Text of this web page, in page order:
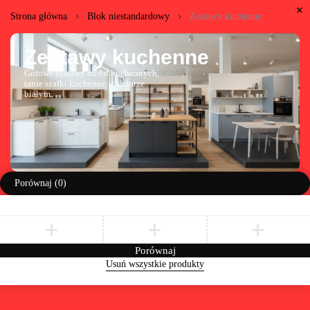
Strona główna Blok niestandardowy Zestawy kuchenne
Zestawy kuchenne
Gotowe zestawy mebli kuchennych,
tanie szafki kuchenne w kolorze
białym.
Porównaj (0)
Porównaj
Usuń wszystkie produkty